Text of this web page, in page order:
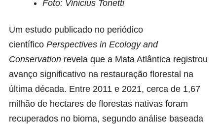
Foto: Vinicius Tonetti
Um estudo publicado no periódico
científico Perspectives in Ecology and
Conservation revela que a Mata Atlântica registrou
avanço significativo na restauração florestal na
última década. Entre 2011 e 2021, cerca de 1,67
milhão de hectares de florestas nativas foram
recuperados no bioma, segundo análise baseada